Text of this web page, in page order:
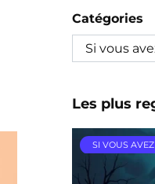
Catégories
Les plus
SI VOUS